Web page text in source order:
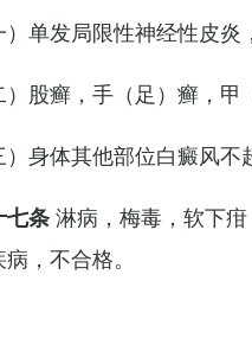
）单发局限性神经性皮炎
）股癣，手（足）癣，
）身体其他部位白癜风
七条淋病，梅毒，软下
，不合格。